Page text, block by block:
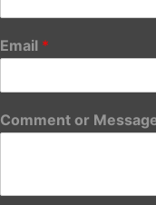
Email *
Comment or